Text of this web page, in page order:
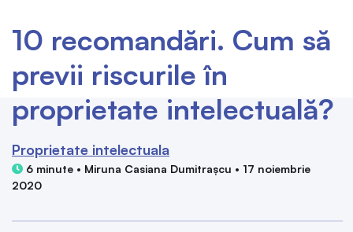
10 recomandări. Cum să
previi riscurile în
proprietate intelectuală?
Proprietate intelectuala
6 minute • Miruna Casiana Dumitrașcu • 17 noiembrie
2020